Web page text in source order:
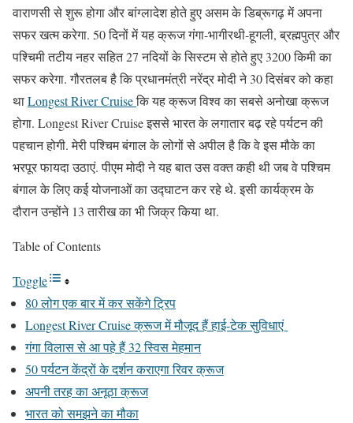
वाराणसी से शुरू होगा और बांग्लादेश होते हुए असम के डिब्रूगढ़ में अपना
सफर खत्म करेगा. 50 दिनों में यह क्रूज गंगा-भागीरथी-हूगली, ब्रह्मपुत्र और
पश्चिमी तटीय नहर सहित 27 नदियों के सिस्टम से होते हुए 3200 किमी का
सफर करेगा. गौरतलब है कि प्रधानमंत्री नरेंद्र मोदी ने 30 दिसंबर को कहा
थाLongest River Cruiseकि यह क्रूज विश्व का सबसे अनोखा क्रूज
होगा. Longest River Cruise इससे भारत के लगातार बढ़ रहे पर्यटन की
पहचान होगी. मेरी पश्चिम बंगाल के लोगों से अपील है कि वे इस मौके का
भरपूर फायदा उठाएं. पीएम मोदी ने यह बात उस वक्त कही थी जब वे पश्चिम
बंगाल के लिए कई योजनाओं का उद्घाटन कर रहे थे. इसी कार्यक्रम के
दौरान उन्होंने 13 तारीख का भी जिक्र किया था.
Table of Contents
Toggle
80 लोग एक बार में कर सकेंगे ट्रिप
Longest River Cruise क्रूज में मौजूद हैं हाई-टेक सुविधाएं
गंगा विलास से आ पहे हैं 32 स्विस मेहमान
50 पर्यटन केंद्रों के दर्शन कराएगा रिवर क्रूज
अपनी तरह का अनूठा क्रूज
भारत को समझने का मौका